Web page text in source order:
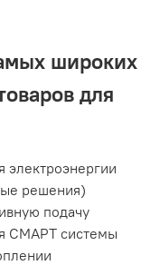
широких
для
электроэнергии
решения)
подачу
СМАРТ системы